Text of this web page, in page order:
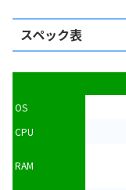
スペック表
OS
CPU
RAM